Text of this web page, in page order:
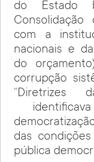
do Estado
Consolidação
com a
nacionais e
do
corrupção
“Diretrizes
das
pública